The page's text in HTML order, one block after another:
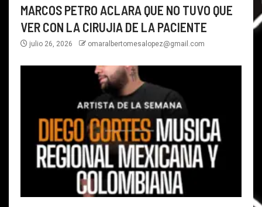
MARCOS PETRO ACLARA QUE NO TUVO QUE
VER CON LA CIRUJIA DE LA PACIENTE
julio 26, 2026 omaralbertomesalopez@gmail.com